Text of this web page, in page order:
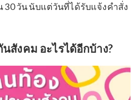
วัน นับแต่วันที่ได้รับแจ้งคำสั่ง
สังคม อะไรได้อีกบ้าง?